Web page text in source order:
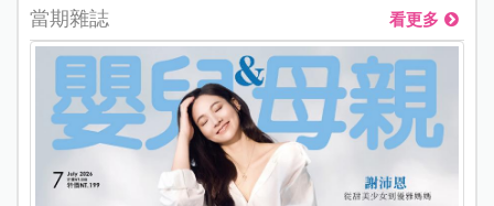
當期雜誌 看更多